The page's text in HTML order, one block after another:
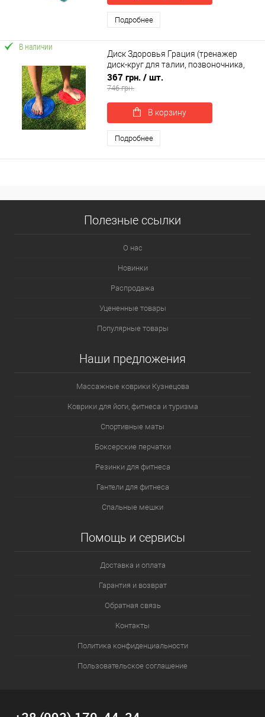
Подробнее
В наличии
Диск Здоровья Грация (тренажер
диск-круг для талии, позвоночника,
пресса) металлический OSPORT (FI-
0107)
367 грн. / шт.
746 грн.
В корзину
Подробнее
Полезные ссылки
О нас
Новинки
Распродажа
Уцененные товары
Популярные товары
Наши предложения
Массажные коврики Кузнецова
Коврики для йоги, фитнеса и туризма
Спортивные маты
Боксерские перчатки
Резинки для фитнеса
Гантели для фитнеса
Спальные мешки
Помощь и сервисы
Доставка и оплата
Гарантия и возврат
Обратная связь
Контакты
Политика конфиденциальности
Пользовательское соглашение